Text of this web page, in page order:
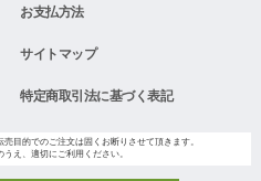
お支払方法
サイトマップ
特定商取引法に基づく表記
目的でのご注文は固くお断りさせて頂きます。
え、適切にご利用ください。